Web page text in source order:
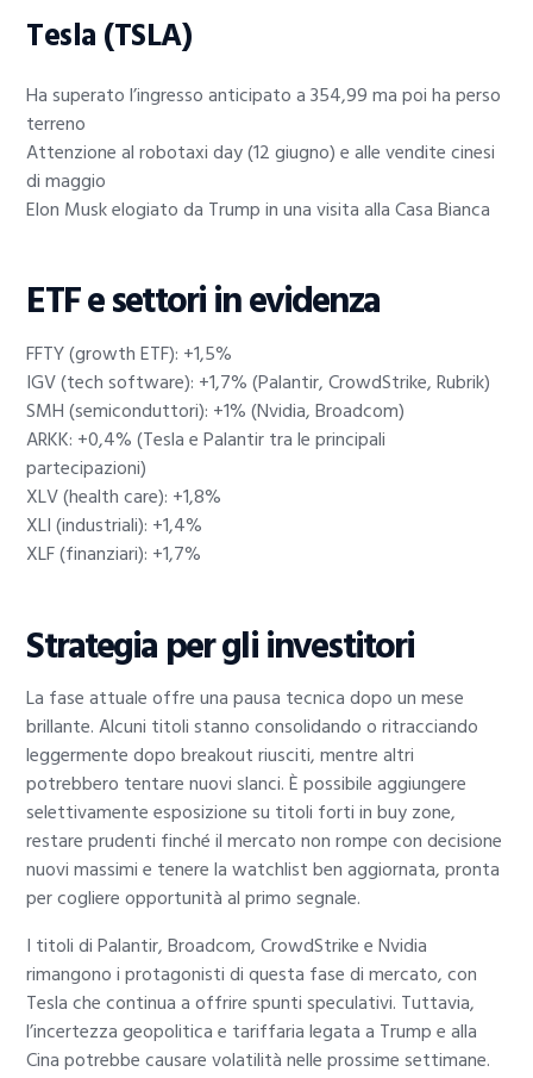
Tesla (TSLA)
Ha superato l’ingresso anticipato a 354,99 ma poi ha perso
terreno
Attenzione al robotaxi day (12 giugno) e alle vendite cinesi
di maggio
Elon Musk elogiato da Trump in una visita alla Casa Bianca
ETF e settori in evidenza
FFTY (growth ETF): +1,5%
IGV (tech software): +1,7% (Palantir, CrowdStrike, Rubrik)
SMH (semiconduttori): +1% (Nvidia, Broadcom)
ARKK: +0,4% (Tesla e Palantir tra le principali
partecipazioni)
XLV (health care): +1,8%
XLI (industriali): +1,4%
XLF (finanziari): +1,7%
Strategia per gli investitori
La fase attuale offre una pausa tecnica dopo un mese
brillante. Alcuni titoli stanno consolidando o ritracciando
leggermente dopo breakout riusciti, mentre altri
potrebbero tentare nuovi slanci. È possibile aggiungere
selettivamente esposizione su titoli forti in buy zone,
restare prudenti finché il mercato non rompe con decisione
nuovi massimi e tenere la watchlist ben aggiornata, pronta
per cogliere opportunità al primo segnale.
I titoli di Palantir, Broadcom, CrowdStrike e Nvidia
rimangono i protagonisti di questa fase di mercato, con
Tesla che continua a offrire spunti speculativi. Tuttavia,
l’incertezza geopolitica e tariffaria legata a Trump e alla
Cina potrebbe causare volatilità nelle prossime settimane.